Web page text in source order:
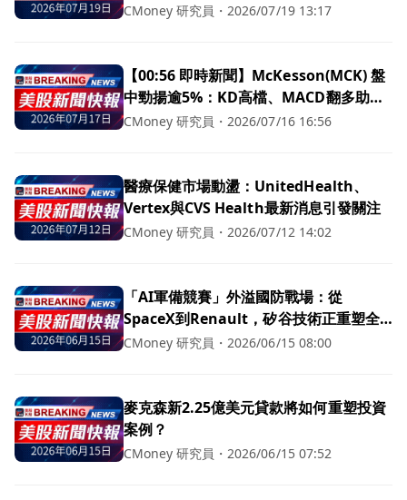
CMoney 研究員 ・ 2026/07/19 13:17
【00:56 即時新聞】McKesson(MCK) 盤
中勁揚逾5%：KD高檔、MACD翻多助攻
股價續強
CMoney 研究員 ・ 2026/07/16 16:56
醫療保健市場動盪：UnitedHealth、
Vertex與CVS Health最新消息引發關注
CMoney 研究員 ・ 2026/07/12 14:02
「AI軍備競賽」外溢國防戰場：從
SpaceX到Renault，矽谷技術正重塑全
球軍工版圖
CMoney 研究員 ・ 2026/06/15 08:00
麥克森新2.25億美元貸款將如何重塑投資
案例？
CMoney 研究員 ・ 2026/06/15 07:52